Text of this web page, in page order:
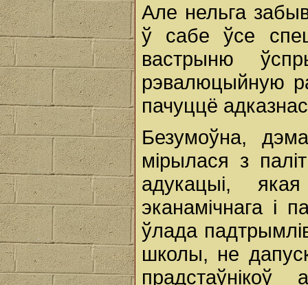
Але нельга
ў сабе ўсе
вастрыню
рэвалюцыйную
пачуццё
Безумоўна,
мірылася з
адукацыі,
эканамічнага і
ўлада
школы, не
прадстаўнікоў